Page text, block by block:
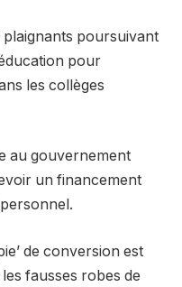
plaignants poursuivant
pour
les collèges
au gouvernement
un financement
de conversion est
fausses robes de